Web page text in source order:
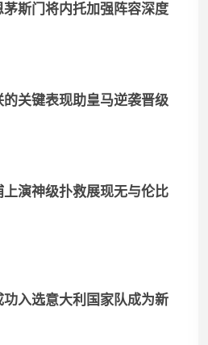
斯门将内托加强阵容深度
关键表现助皇马逆袭晋级
演神级扑救展现无与伦比
入选意大利国家队成为新